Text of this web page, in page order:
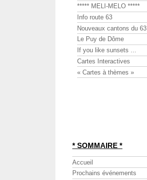
***** MELI-MELO *****
Info route 63
Nouveaux cantons du 63
Le Puy de Dôme
If you like sunsets ...
Cartes Interactives
« Cartes à thèmes »
* SOMMAIRE *
Accueil
Prochains événements